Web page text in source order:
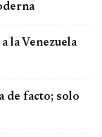
la Venezuela
de facto; solo